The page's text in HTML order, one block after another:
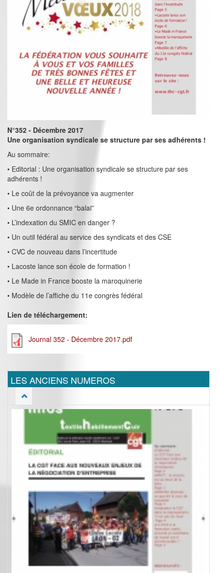
N°352 - Décembre 2017
Une organisation syndicale se structure par ses adhérents !
Au sommaire:
• Editorial : Une organisation syndicale se structure par ses
adhérents !
• Le coût de la prévoyance va augmenter
• Une 6e ordonnance “balai”
• L’indexation du SMIC en danger ?
• Un outil fédéral au service des syndicats et des CSE
• CVC de nouveau dans l’incertitude
• Lacoste lance son école de formation !
• Le Made in France booste la maroquinerie
• Modèle de l’affiche du 11e congrès fédéral
Lien de téléchargement:
Journal 352 - Décembre 2017.pdf
LES ANCIENS NUMEROS